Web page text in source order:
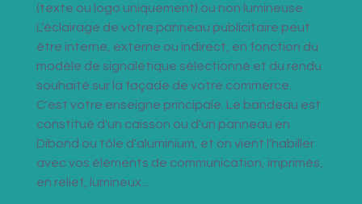
(texte ou logo uniquement) ou non lumineuse.
L’éclairage de votre panneau publicitaire peut
être interne, externe ou indirect, en fonction du
modèle de signalétique sélectionné et du rendu
souhaité sur la façade de votre commerce.
C'est votre enseigne principale. Le bandeau est
constitué d'un caisson ou d'un panneau en
Dibond ou tôle d'aluminium, et on vient l'habiller
avec vos éléments de communication, imprimés,
en relief, lumineux...